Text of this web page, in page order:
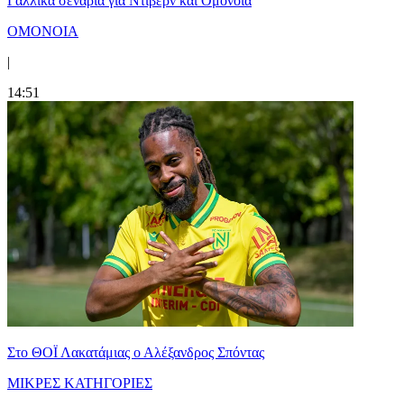
ΟΜΟΝΟΙΑ
|
14:51
Στο ΘΟΪ Λακατάμιας ο Αλέξανδρος Σπόντας
ΜΙΚΡΕΣ ΚΑΤΗΓΟΡΙΕΣ